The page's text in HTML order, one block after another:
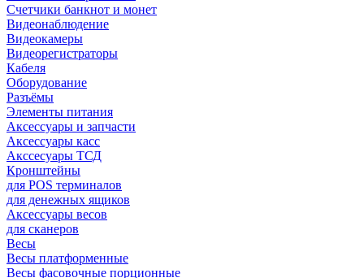
Счетчики банкнот и монет
Видеонаблюдение
Видеокамеры
Видеорегистраторы
Кабеля
Оборудование
Разъёмы
Элементы питания
Аксессуары и запчасти
Аксессуары касс
Акссесуары ТСД
Кронштейны
для POS терминалов
для денежных ящиков
Аксессуары весов
для сканеров
Весы
Весы платформенные
Весы фасовочные порционные